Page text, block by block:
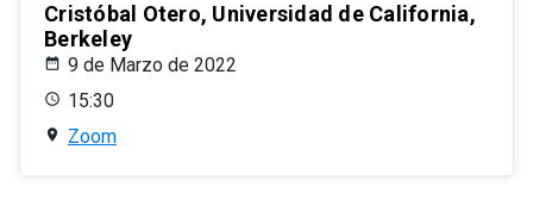
Cristóbal Otero, Universidad de California,
Berkeley
9 de Marzo de 2022
15:30
Zoom